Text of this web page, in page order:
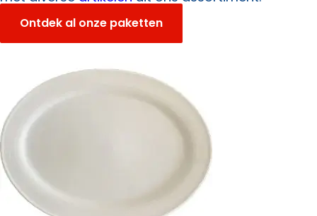
Ontdek al onze paketten